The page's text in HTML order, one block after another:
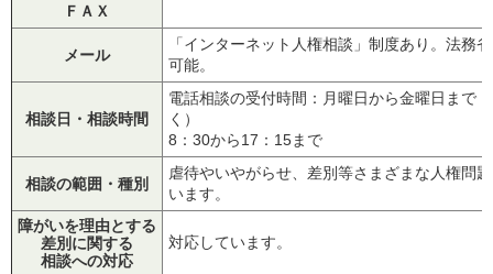
ＦＡＸ
メール
「インターネット人権相談」制度あり。法務
可能。
相談日・相談時間
電話相談の受付時間：月曜日から金曜日まで
く）
8：30から17：15まで
相談の範囲・種別
虐待やいやがらせ、差別等さまざまな人権問
います。
障がいを理由とする
差別に関する
相談への対応
対応しています。